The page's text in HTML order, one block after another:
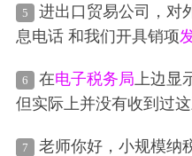
处理入账吗？还是可以
没有关系
5 进出口贸易公司，对
息电话 和我们开具销项
都是专票
6 在电子税务局 上边显
但实际上并没有收到过
7
老师你好，小规模纳